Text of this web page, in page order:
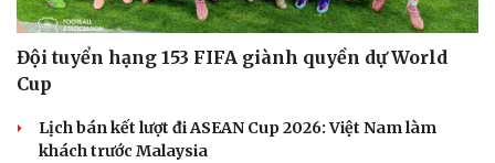
Đội tuyển hạng 153 FIFA giành quyền dự World
Cup
Lịch bán kết lượt đi ASEAN Cup 2026: Việt Nam làm
khách trước Malaysia